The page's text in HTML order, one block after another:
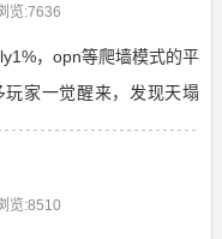
览:7636
，opn等爬墙模式的平
家一觉醒来，发现天塌
活动奖...
览:8510